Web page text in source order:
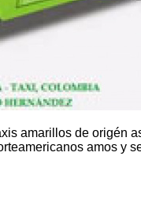
amarillos de origén
amos y